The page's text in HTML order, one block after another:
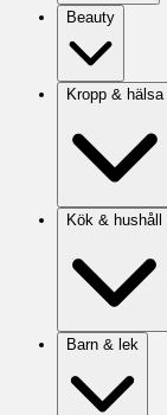
Beauty
Kropp & hälsa
Kök & hushåll
Barn & lek